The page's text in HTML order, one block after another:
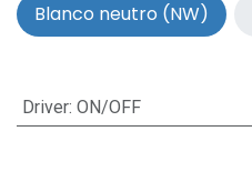
Blanco neutro (NW)
Driver: ON/OFF